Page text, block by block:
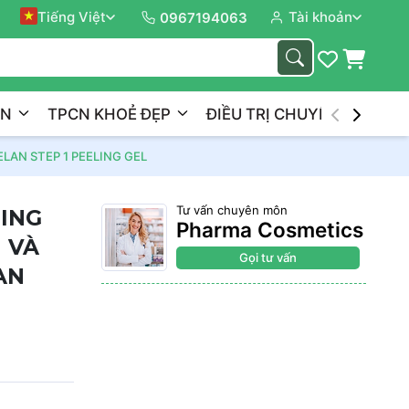
Tiếng Việt 0967194063 Tài khoản
TPCN KHOẺ ĐẸP ĐIỀU TRỊ CHUYÊN NGHIỆP
STEP 1 PEELING GEL
VÀ
Tư vấn chuyên môn
Pharma Cosmetics
Gọi tư vấn